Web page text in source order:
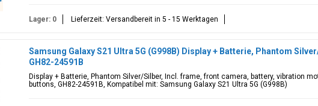
Lager: 0 Lieferzeit: Versandbereit in 5 - 15 Werktagen
Samsung Galaxy S21 Ultra 5G (G998B) Display + Batterie, Phantom
GH82-24591B
Display + Batterie, Phantom Silver/Silber, Incl. frame, front camera, battery, vibration
buttons, GH82-24591B, Kompatibel mit: Samsung Galaxy S21 Ultra 5G (G998B)